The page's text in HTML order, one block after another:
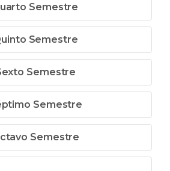
Semestre
Semestre
Semestre
Semestre
Semestre